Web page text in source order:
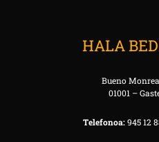
HALA
Bueno
01001 –
Telefonoa:945 12